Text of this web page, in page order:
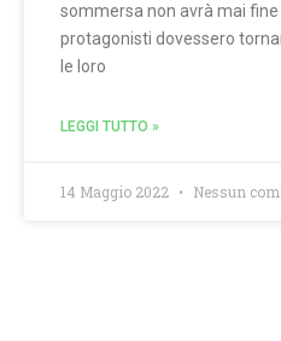
sommersa non avrà mai
protagonisti dovessero
le loro
LEGGI TUTTO »
14 Maggio 2022 Nessun